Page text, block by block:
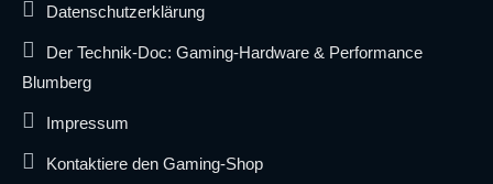
Datenschutzerklärung
Der Technik-Doc: Gaming-Hardware & Performance
Blumberg
Impressum
Kontaktiere den Gaming-Shop